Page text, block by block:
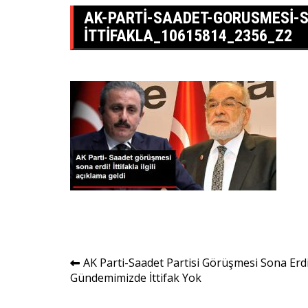
AK-PARTI-SAADET-GORUSMESI-
ITTIFAKLA_10615814_2356_Z2
Yazı
gezinmesi
AK Parti-Saadet Partisi Görüşmesi Sona
Gündemimizde İttifak Yok